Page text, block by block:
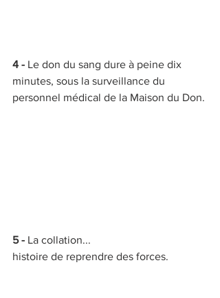
4 - Le don du sang dure à peine dix
minutes, sous la surveillance du
personnel médical de la Maison du Don.
5 - La collation...
histoire de reprendre des forces.